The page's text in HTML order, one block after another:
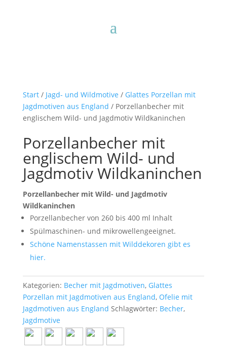
Start/ Jagd- und Wildmotive / Glattes Porzellan mit
Jagdmotiven aus England / Porzellanbecher mit
englischem Wild- und Jagdmotiv Wildkaninchen
Porzellanbecher mit
englischem Wild- und
Jagdmotiv Wildkaninchen
Porzellanbecher mit Wild- und Jagdmotiv
Wildkaninchen
Porzellanbecher von 260 bis 400 ml Inhalt
Spülmaschinen- und mikrowellengeeignet.
Schöne Namenstassen mit Wilddekoren gibt es
hier.
Kategorien: Becher mit Jagdmotiven, Glattes
Porzellan mit Jagdmotiven aus England, Ofelie mit
Jagdmotiven aus England Schlagwörter: Becher,
Jagdmotive